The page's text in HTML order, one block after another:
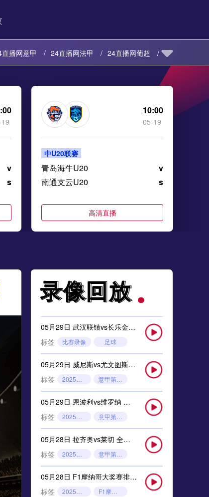
播网意甲 24直播网法甲 24直播网葡超
24直播网意乙 24直播网韩K联
24直播网瑞典超
v
s
10:00
05-19
中U20联赛
青岛海牛U20
v
南通支云U20
s
高清直播
录像回放
录像回放
05月29日 武汉联镇vs长乐金刚腿 全场录像
标签
比赛录像 足球
05月29日 威尼斯vs尤文图斯 全场录像回放
标签
05月29日 恩波利vs维罗纳 全场录像回放
标签
05月28日 拉齐奥vs莱切 全场录像回放
标签
05月28日 F1摩纳哥大奖赛排位赛 全场录像回放
标签